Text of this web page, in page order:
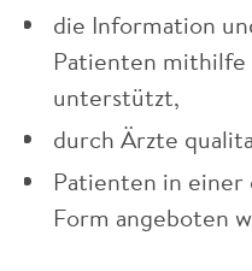
die Information
Patienten mithilfe
unterstützt,
durch Ärzte
Patienten in
Form angeboten